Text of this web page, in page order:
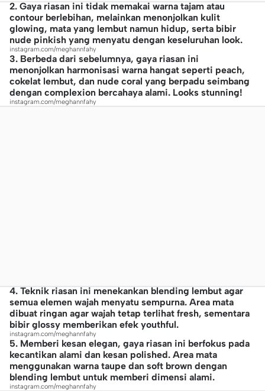
2. Gaya riasan ini tidak memakai warna tajam atau
contour berlebihan, melainkan menonjolkan kulit
glowing, mata yang lembut namun hidup, serta bibir
nude pinkish yang menyatu dengan keseluruhan look.
instagram.com/meghannfahy
3. Berbeda dari sebelumnya, gaya riasan ini
menonjolkan harmonisasi warna hangat seperti peach,
cokelat lembut, dan nude coral yang berpadu seimbang
dengan complexion bercahaya alami. Looks stunning!
instagram.com/meghannfahy
4. Teknik riasan ini menekankan blending lembut agar
semua elemen wajah menyatu sempurna. Area mata
dibuat ringan agar wajah tetap terlihat fresh, sementara
bibir glossy memberikan efek youthful.
instagram.com/meghannfahy
5. Memberi kesan elegan, gaya riasan ini berfokus pada
kecantikan alami dan kesan polished. Area mata
menggunakan warna taupe dan soft brown dengan
blending lembut untuk memberi dimensi alami.
instagram.com/meghannfahy